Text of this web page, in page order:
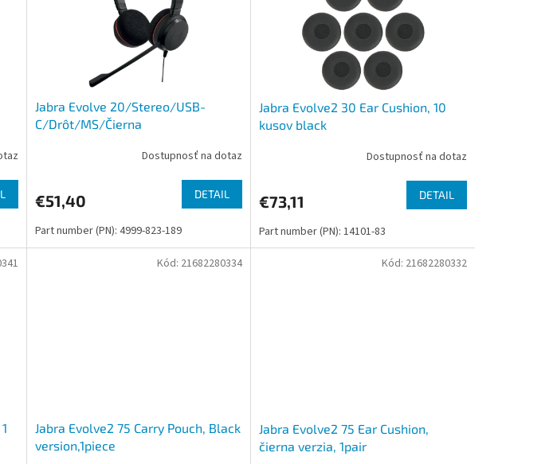
Jabra Evolve 20/Stereo/USB-
C/Drôt/MS/Čierna
Dostupnosť na dotaz
€51,40 DETAIL
Part number (PN): 4999-823-189
Jabra Evolve2 30 Ear Cushion, 10
kusov black
Dostupnosť na dotaz
€73,11 DETAIL
Part number (PN): 14101-83
Jabra Evolve2 75 Carry Pouch, Black
version,1piece
Kód: 21682280334
Jabra Evolve2 75 Ear Cushion,
čierna verzia, 1pair
Kód: 21682280332